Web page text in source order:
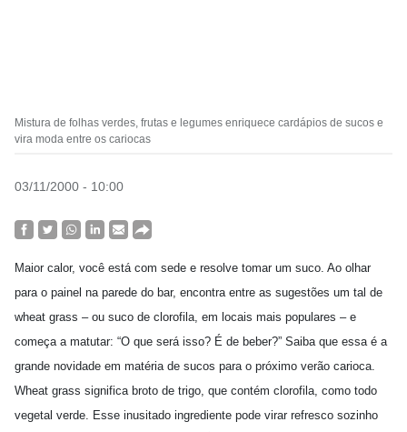
Mistura de folhas verdes, frutas e legumes enriquece cardápios de sucos e
vira moda entre os cariocas
03/11/2000 - 10:00
Maior calor, você está com sede e resolve tomar um suco. Ao olhar
para o painel na parede do bar, encontra entre as sugestões um tal de
wheat grass – ou suco de clorofila, em locais mais populares – e
começa a matutar: “O que será isso? É de beber?” Saiba que essa é a
grande novidade em matéria de sucos para o próximo verão carioca.
Wheat grass significa broto de trigo, que contém clorofila, como todo
vegetal verde. Esse inusitado ingrediente pode virar refresco sozinho